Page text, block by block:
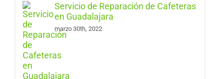
Servicio de Reparación de Cafeteras
en Guadalajara
marzo 30th, 2022